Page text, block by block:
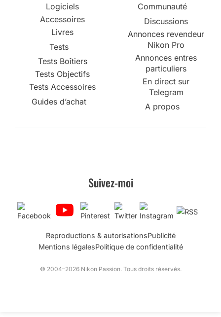
Logiciels
Accessoires
Livres
Tests
Tests Boîtiers
Tests Objectifs
Tests Accessoires
Guides d’achat
Communauté
Discussions
Annonces revendeur
Nikon Pro
Annonces entres
particuliers
En direct sur
Telegram
A propos
Suivez-moi
Reproductions & autorisationsPublicité
Mentions légalesPolitique de confidentialité
© 2004–2026 Nikon Passion. Tous droits réservés.